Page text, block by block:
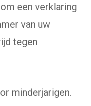
een verklaring
van uw
tegen
minderjarigen.